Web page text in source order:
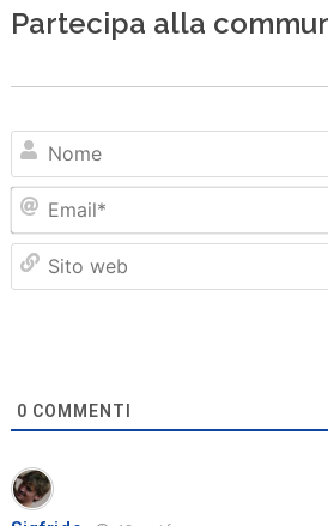
Partecipa alla
0 COMMENTI